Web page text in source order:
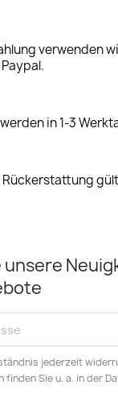
verwenden
in 1-3
unsere
jederzeit
finden Sie u. a. in der